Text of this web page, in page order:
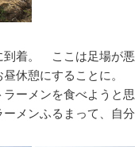
到着。 ここは足場が
休憩にすることに。
ーメンを食べようと
メンふるまって、自